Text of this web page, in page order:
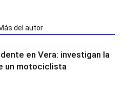
del autor
en Vera: investigan la
un motociclista